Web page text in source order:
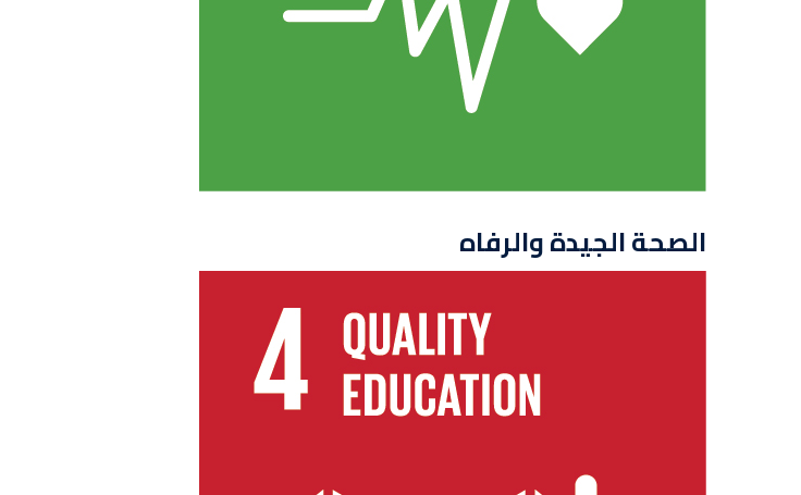
الصحة الجيدة والرفاه